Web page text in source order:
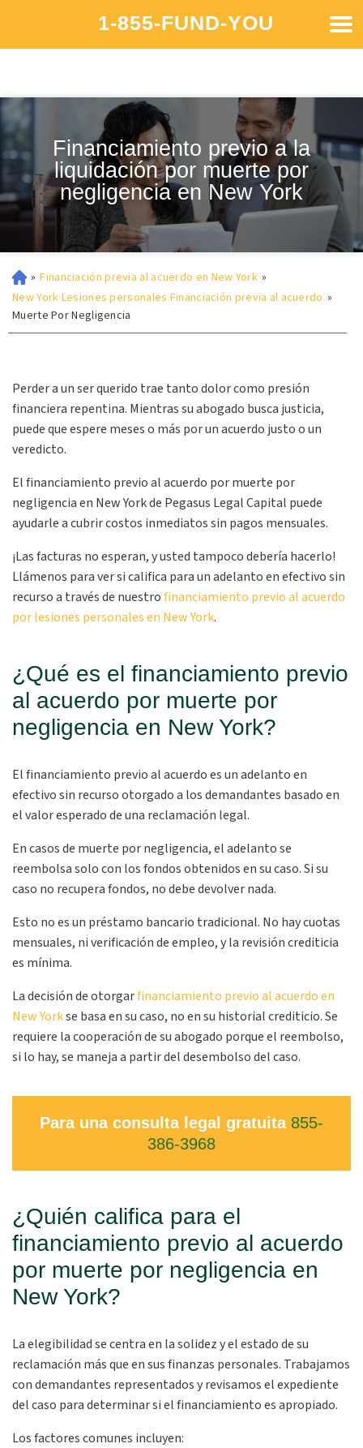
1-855-FUND-YOU
Financiamiento previo a la
liquidación por muerte por
negligencia en New York
» Financiación previa al acuerdo en New York »
New York Lesiones personales Financiación previa al acuerdo »
Muerte Por Negligencia
Perder a un ser querido trae tanto dolor como presión
financiera repentina. Mientras su abogado busca justicia,
puede que espere meses o más por un acuerdo justo o un
veredicto.
El financiamiento previo al acuerdo por muerte por
negligencia en New York de Pegasus Legal Capital puede
ayudarle a cubrir costos inmediatos sin pagos mensuales.
¡Las facturas no esperan, y usted tampoco debería hacerlo!
Llámenos para ver si califica para un adelanto en efectivo sin
recurso a través de nuestrofinanciamiento previo al acuerdo
por lesiones personales en New York.
¿Qué es el financiamiento previo
al acuerdo por muerte por
negligencia en New York?
El financiamiento previo al acuerdo es un adelanto en
efectivo sin recurso otorgado a los demandantes basado en
el valor esperado de una reclamación legal.
En casos de muerte por negligencia, el adelanto se
reembolsa solo con los fondos obtenidos en su caso. Si su
caso no recupera fondos, no debe devolver nada.
Esto no es un préstamo bancario tradicional. No hay cuotas
mensuales, ni verificación de empleo, y la revisión crediticia
es mínima.
La decisión de otorgarfinanciamiento previo al acuerdo en
New Yorkse basa en su caso, no en su historial crediticio. Se
requiere la cooperación de su abogado porque el reembolso,
si lo hay, se maneja a partir del desembolso del caso.
Para una consulta legal gratuita 855-
386-3968
¿Quién califica para el
financiamiento previo al acuerdo
por muerte por negligencia en
New York?
La elegibilidad se centra en la solidez y el estado de su
reclamación más que en sus finanzas personales. Trabajamos
con demandantes representados y revisamos el expediente
del caso para determinar si el financiamiento es apropiado.
Los factores comunes incluyen: